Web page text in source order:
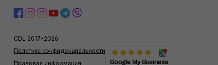
CDL 2017-2026
Правовая информация
Политика конфиденциальности
Google My Business